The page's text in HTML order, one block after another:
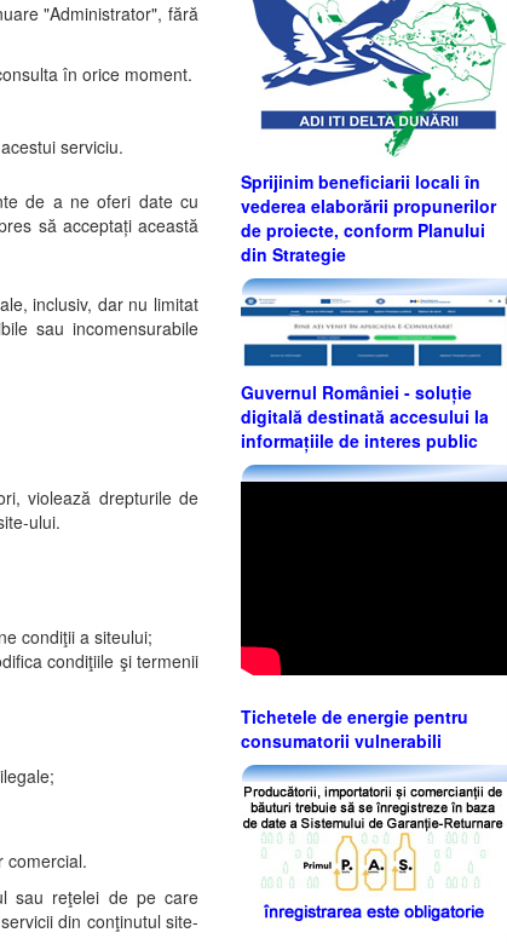
"Administrator", fără
în orice moment.
serviciu.
de a ne oferi date cu
să acceptați această
inclusiv, dar nu limitat
sau incomensurabile
violează drepturile de
ului.
condiţii a siteului;
condiţiile şi termenii
comercial.
sau reţelei de pe care
din conţinutul site-
Sprijinim beneficiarii locali în
vederea elaborării propunerilor
de proiecte, conform Planului
din Strategie
Guvernul României - soluție
digitală destinată accesului la
informațiile de interes public
Tichetele de energie pentru
consumatorii vulnerabili